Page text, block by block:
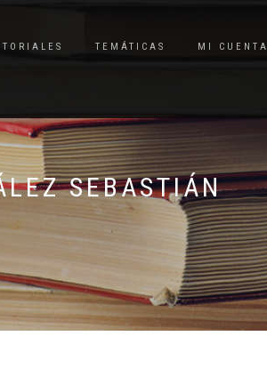
TEMÁTICAS MI CUENTA
SEBASTIÁN